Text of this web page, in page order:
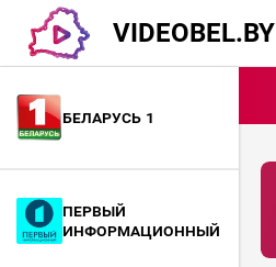
VIDEOBEL.BY
Беларусь 1
Первый
информационный